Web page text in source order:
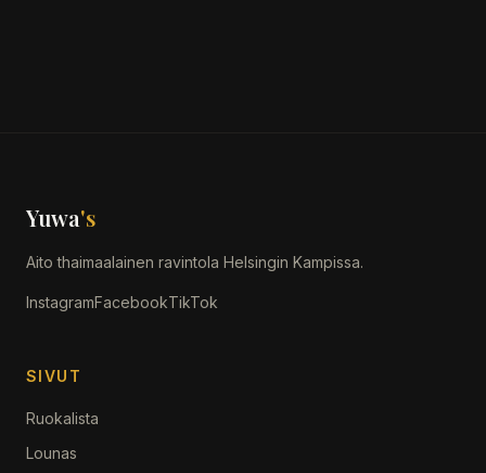
Yuwa's
Aito thaimaalainen ravintola Helsingin Kampissa.
InstagramFacebookTikTok
SIVUT
Ruokalista
Lounas